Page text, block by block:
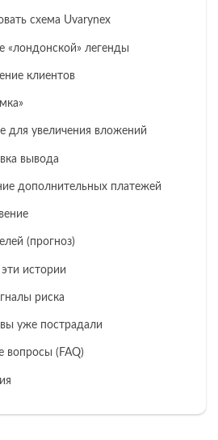
схема Uvarynex
«лондонской» легенды
клиентов
для увеличения вложений
вывода
дополнительных платежей
(прогноз)
истории
риска
уже пострадали
вопросы (FAQ)